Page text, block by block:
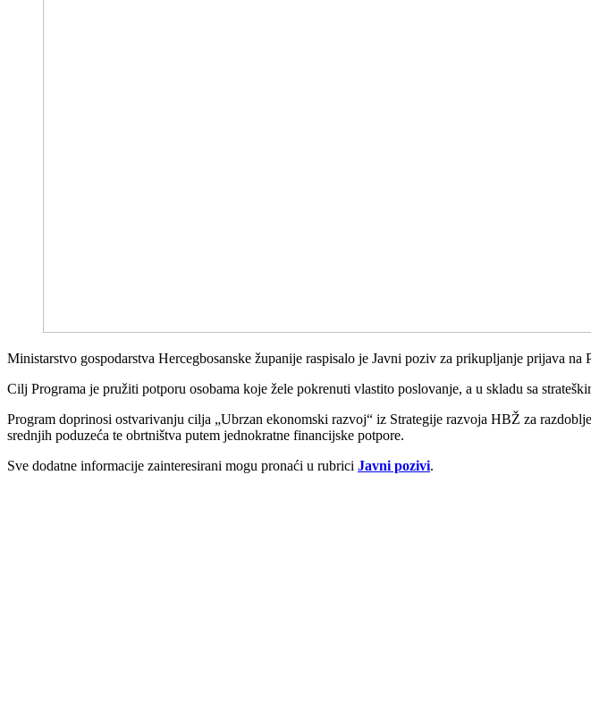
Ministarstvo gospodarstva Hercegbosanske županije raspisalo je Javni poziv za prikupljanje prijava
Cilj Programa je pružiti potporu osobama koje žele pokrenuti vlastito poslovanje, a u skladu sa
Program doprinosi ostvarivanju cilja „Ubrzan ekonomski razvoj“ iz Strategije razvoja HBŽ za
srednjih poduzeća te obrtništva putem jednokratne financijske potpore.
Sve dodatne informacije zainteresirani mogu pronaći u rubrici Javni pozivi.